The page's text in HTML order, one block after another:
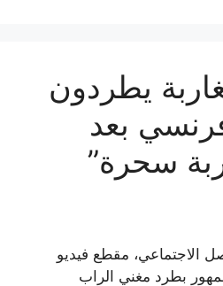
يطردون
بعد
سحرة”
الاجتماعي، مقطع فيديو
بطرد مغني الراب